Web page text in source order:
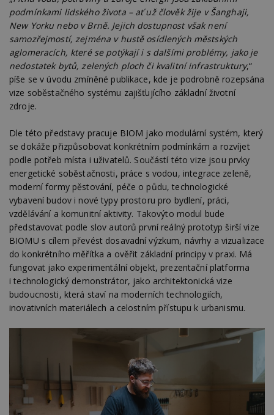
podmínkami lidského života – ať už člověk žije v Šanghaji,
New Yorku nebo v Brně. Jejich dostupnost však není
samozřejmostí, zejména v hustě osídlených městských
aglomeracích, které se potýkají i s dalšími problémy, jako je
nedostatek bytů, zelených ploch či kvalitní infrastruktury,“
píše se v úvodu zmíněné publikace, kde je podrobně rozepsána
vize soběstačného systému zajišťujícího základní životní
zdroje.
Dle této představy pracuje BIOM jako modulární systém, který
se dokáže přizpůsobovat konkrétním podmínkám a rozvíjet
podle potřeb místa i uživatelů. Součástí této vize jsou prvky
energetické soběstačnosti, práce s vodou, integrace zeleně,
moderní formy pěstování, péče o půdu, technologické
vybavení budov i nové typy prostoru pro bydlení, práci,
vzdělávání a komunitní aktivity. Takovýto modul bude
představovat podle slov autorů první reálný prototyp širší vize
BIOMU s cílem převést dosavadní výzkum, návrhy a vizualizace
do konkrétního měřítka a ověřit základní principy v praxi. Má
fungovat jako experimentální objekt, prezentační platforma
i technologický demonstrátor, jako architektonická vize
budoucnosti, která staví na moderních technologiích,
inovativních materiálech a celostním přístupu k urbanismu.